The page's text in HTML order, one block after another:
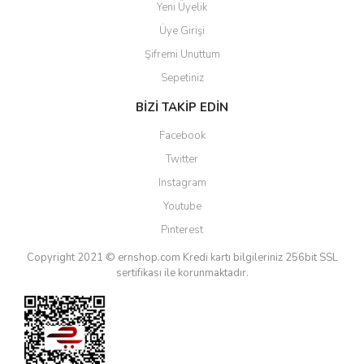
Yeni Üyelik
Üye Girişi
Şifremi Unuttum
Sepetiniz
BİZİ TAKİP EDİN
Facebook
Twitter
Instagram
Youtube
Pinterest
Copyright 2021 © ernshop.com Kredi kartı bilgileriniz 256bit SSL
sertifikası ile korunmaktadır.